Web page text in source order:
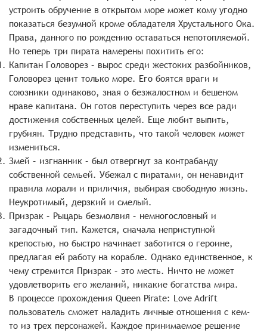
устроить обручение в открытом море может кому угодно
показаться безумной кроме обладателя Хрустального Ока.
Права, данного по рождению оставаться непотопляемой.
Но теперь три пирата намерены похитить его:
Капитан Головорез – вырос среди жестоких разбойников,
Головорез ценит только море. Его боятся враги и
союзники одинаково, зная о безжалостном и бешеном
нраве капитана. Он готов переступить через все ради
достижения собственных целей. Еще любит выпить,
грубиян. Трудно представить, что такой человек может
измениться.
Змей – изгнанник – был отвергнут за контрабанду
собственной семьей. Убежал с пиратами, он ненавидит
правила морали и приличия, выбирая свободную жизнь.
Неукротимый, дерзкий и смелый.
Призрак – Рыцарь безмолвия – немногословный и
загадочный тип. Кажется, сначала неприступной
крепостью, но быстро начинает заботится о героине,
предлагая ей работу на корабле. Однако единственное, к
чему стремится Призрак – это месть. Ничто не может
удовлетворить его желаний, никакие богатства мира.
В процессе прохождения Queen Pirate: Love Adrift
пользователь сможет наладить личные отношения с кем-
то из трех персонажей. Каждое принимаемое решение